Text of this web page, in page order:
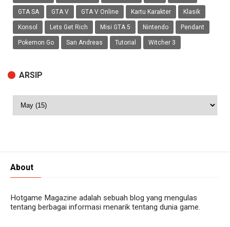
GTA SA GTA V GTA V Online Kartu Karakter Klasik
Konsol Lets Get Rich Misi GTA 5 Nintendo Pendant
Pokemon Go San Andreas Tutorial Witcher 3
ARSIP
About
Hotgame Magazine adalah sebuah blog yang mengulas
tentang berbagai informasi menarik tentang dunia game.